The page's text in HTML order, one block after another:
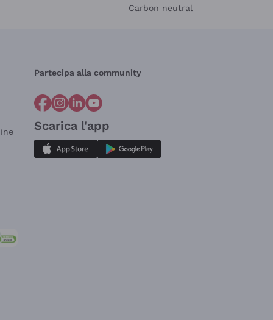
Carbon neutral
Partecipa alla community
Scarica l'app